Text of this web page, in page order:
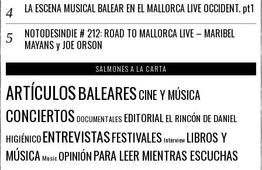
LA ESCENA MUSICAL BALEAR EN EL MALLORCA LIVE OCCIDENT. pt1
NOTODESINDIE # 212: ROAD TO MALLORCA LIVE – MARIBEL
MAYANS y JOE ORSON
SALMONES A LA CARTA
ARTÍCULOSBALEARESCINE Y MÚSICA
CONCIERTOS DOCUMENTALES EDITORIALEL RINCÓN DE DANIEL
HIGIÉNICOENTREVISTASFESTIVALESInterview LIBROS Y
MÚSICAMusic OPINIÓNPARA LEER MIENTRAS ESCUCHAS